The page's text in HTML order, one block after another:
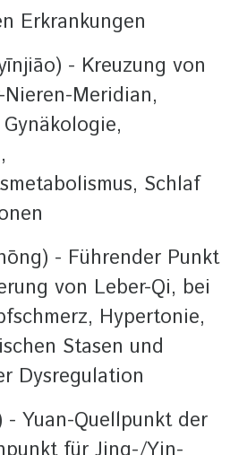
Erkrankungen
- Kreuzung von
Meridian,
Schlaf
- Führender Punkt
von Leber-Qi, bei
Hypertonie,
Stasen und
Dysregulation
- Yuan-Quellpunkt der